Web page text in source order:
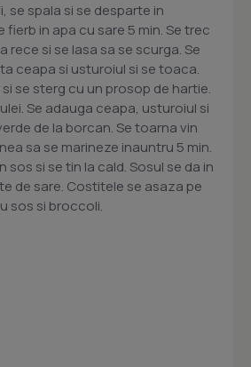
se spala si se desparte in
in apa cu sare 5 min. Se trec
rece si se lasa sa se scurga. Se
ceapa si usturoiul si se toaca.
se sterg cu un prosop de hartie.
Se adauga ceapa, usturoiul si
de la borcan. Se toarna vin
sa se marineze inauntru 5 min.
sos si se tin la cald. Sosul se da in
de sare. Costitele se asaza pe
sos si broccoli.